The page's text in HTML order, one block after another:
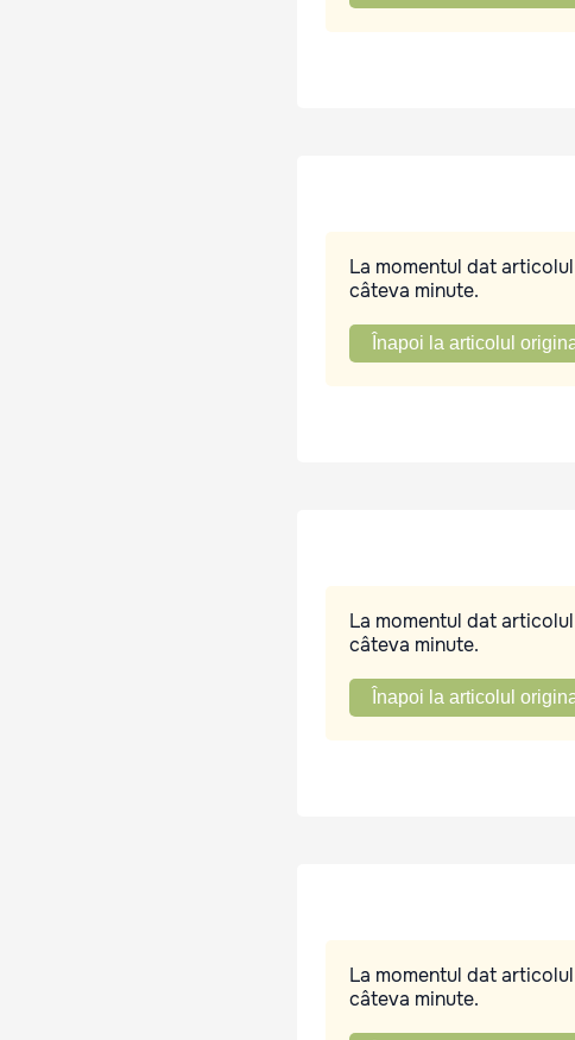
La momentul dat
câteva minute.
Înapoi la articolul
La momentul dat
câteva minute.
Înapoi la articolul
La momentul dat
câteva minute.